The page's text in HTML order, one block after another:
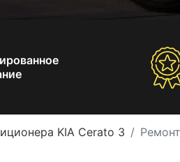
KIA Cerato 3